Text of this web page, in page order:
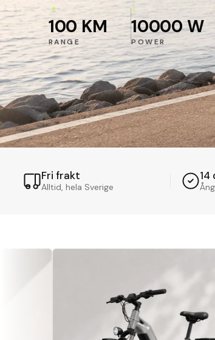
📍
100 KM
RANGE
⚡
10000 W
POWER
Fri frakt
Alltid, hela Sverige
14